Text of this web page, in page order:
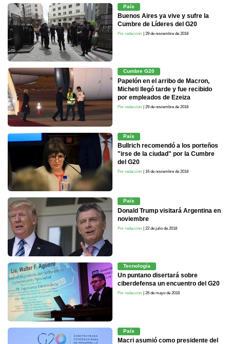
País
Buenos Aires ya vive y sufre la
Cumbre de Líderes del G20
Por redacción | 29 de noviembre de 2018
Cumbre G20
Papelón en el arribo de Macron,
Micheti llegó tarde y fue recibido
por empleados de Ezeiza
Por redacción | 29 de noviembre de 2018
País
Bullrich recomendó a los porteños
"irse de la ciudad" por la Cumbre
del G20
Por redacción | 16 de noviembre de 2018
País
Donald Trump visitará Argentina en
noviembre
Por redacción | 22 de julio de 2018
Tecnología
Un puntano disertará sobre
ciberdefensa un encuentro del G20
Por redacción | 26 de mayo de 2018
País
Macri asumió como presidente del